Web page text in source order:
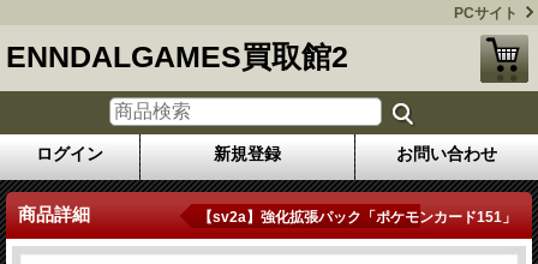
PCサイト
ENNDALGAMES買取館2
ログイン 新規登録 お問い合わせ
商品詳細 【sv2a】強化拡張パック「ポケモンカード151」